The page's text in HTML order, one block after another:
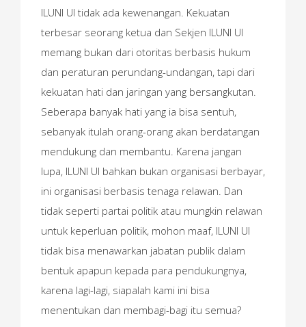
ILUNI UI tidak ada kewenangan. Kekuatan
terbesar seorang ketua dan Sekjen ILUNI UI
memang bukan dari otoritas berbasis hukum
dan peraturan perundang-undangan, tapi dari
kekuatan hati dan jaringan yang bersangkutan.
Seberapa banyak hati yang ia bisa sentuh,
sebanyak itulah orang-orang akan berdatangan
mendukung dan membantu. Karena jangan
lupa, ILUNI UI bahkan bukan organisasi berbayar,
ini organisasi berbasis tenaga relawan. Dan
tidak seperti partai politik atau mungkin relawan
untuk keperluan politik, mohon maaf, ILUNI UI
tidak bisa menawarkan jabatan publik dalam
bentuk apapun kepada para pendukungnya,
karena lagi-lagi, siapalah kami ini bisa
menentukan dan membagi-bagi itu semua?